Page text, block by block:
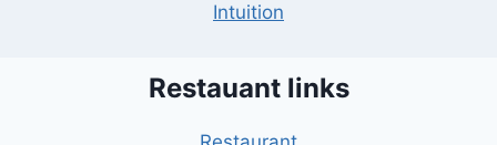
Intuition
Restauant links